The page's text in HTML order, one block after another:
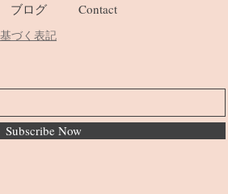
ブログ Contact
づく表記
Subscribe Now